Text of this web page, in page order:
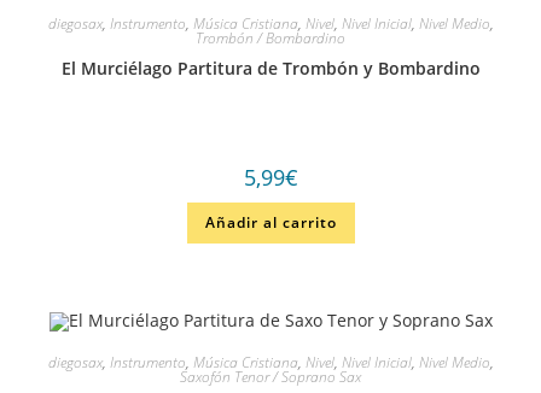
diegosax, Instrumento, Música Cristiana, Nivel, Nivel Inicial, Nivel Medio,
Trombón / Bombardino
El Murciélago Partitura de Trombón y Bombardino
5,99€
Añadir al carrito
diegosax, Instrumento, Música Cristiana, Nivel, Nivel Inicial, Nivel Medio,
Saxofón Tenor / Soprano Sax